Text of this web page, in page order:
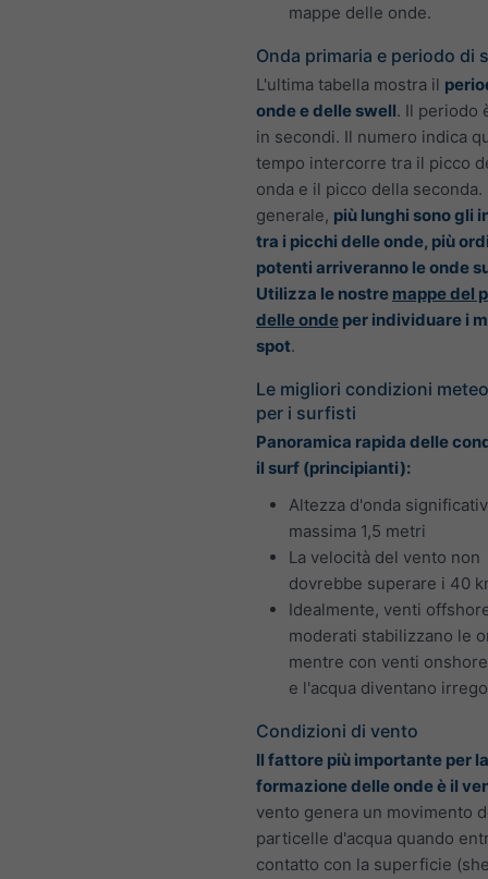
mappe delle onde.
Onda primaria e periodo di
L'ultima tabella mostra il
onde e delle swell. Il periodo
in secondi. Il numero indica
tempo intercorre tra il picco
onda e il picco della seconda.
generale, più lunghi sono gli
tra i picchi delle onde, più
potenti arriveranno le onde
Utilizza le nostre mappe del
delle onde per individuare i
spot.
Le migliori condizioni
per i surfisti
Panoramica rapida delle
il surf (principianti):
Altezza d'onda
massima 1,5 metri
La velocità del vento non
dovrebbe superare i 40
Idealmente, venti
moderati stabilizzano le
mentre con venti
e l'acqua diventano
Condizioni di vento
Il fattore più importante per la
formazione delle onde è il
vento genera un movimento
particelle d'acqua quando
contatto con la superficie